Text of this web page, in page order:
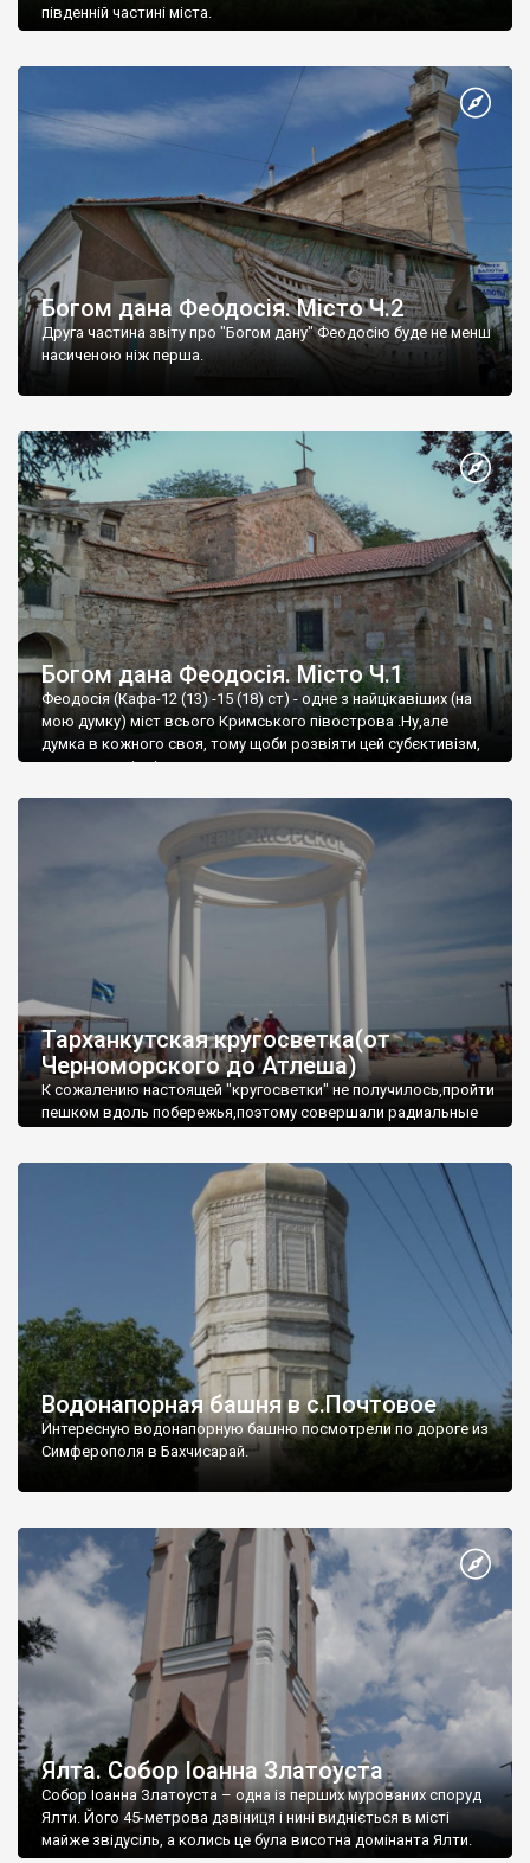
південній частині міста.
Богом дана Феодосія. Місто Ч.2
Друга частина звіту про "Богом дану" Феодосію буде не менш
насиченою ніж перша.
Богом дана Феодосія. Місто Ч.1
Феодосія (Кафа-12 (13) -15 (18) ст) - одне з найцікавіших (на
мою думку) міст всього Кримського півострова .Ну,але
думка в кожного своя, тому щоби розвіяти цей субєктивізм,
запрошую відвідати це
Тарханкутская кругосветка(от
Черноморского до Атлеша)
К сожалению настоящей "кругосветки" не получилось,пройти
пешком вдоль побережья,поэтому совершали радиальные
Водонапорная башня в с.Почтовое
Интересную водонапорную башню посмотрели по дороге из
Симферополя в Бахчисарай.
Ялта. Собор Іоанна Златоуста
Собор Іоанна Златоуста – одна із перших мурованих споруд
Ялти. Його 45-метрова дзвіниця і нині видніється в місті
майже звідусіль, а колись це була висотна домінанта Ялти.